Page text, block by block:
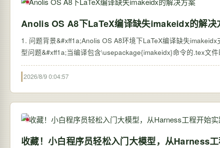
Anolis OS A8下LaTeX编译缺失imakeidx的解决
1. 问题背景&#xff1a;Anolis OS A8环境下LaTeX编译缺失
型问题&#xff1a;当编译包含\usepackage{imakeidx}命令的.tex文
2026/8/9 0:04:57
收藏！小白程序员轻松入门大模型，从Harness